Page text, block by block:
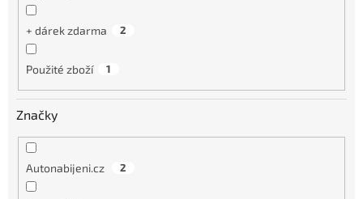
+ dárek zdarma 2
Použité zboží 1
Značky
Autonabijeni.cz 2